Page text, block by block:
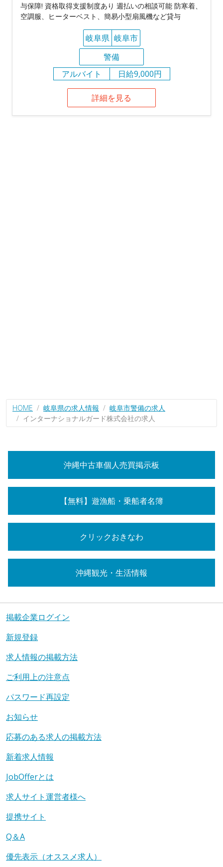
与保障! 資格取得支援制度あり 週払いの相談可能 防寒着、
空調服、ヒーターベスト、簡易小型扇風機など貸与
岐阜県 岐阜市
警備
アルバイト
日給9,000円
詳細を見る
HOME 岐阜県の求人情報
岐阜市警備の求人
インターナショナルガード株式会社の求人
沖縄中古車個人売買掲示板
【無料】遊漁船・乗船者名簿
クリックおきなわ
沖縄観光・生活情報
掲載企業ログイン
新規登録
求人情報の掲載方法
ご利用上の注意点
パスワード再設定
お知らせ
応募のある求人の掲載方法
新着求人情報
JobOfferとは
求人サイト運営者様へ
提携サイト
Q＆A
優先表示（オススメ求人）